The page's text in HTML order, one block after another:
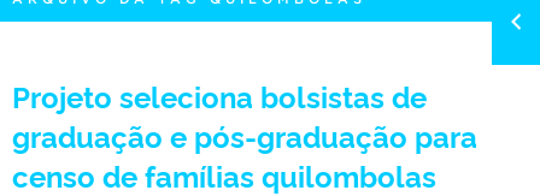
TELEFONES
Projeto seleciona bolsistas de
graduação e pós-graduação para
censo de famílias quilombolas